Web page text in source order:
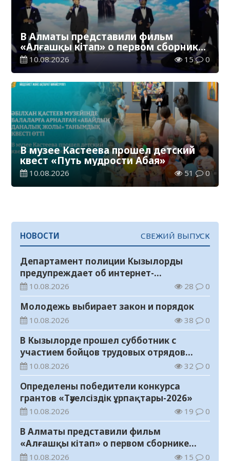
В Алматы представили фильм
«Алғашқы кітап» о первом сборнике
произведений Абая
10.08.2026 15 0
В музее Кастеева прошел детский
квест «Путь мудрости Абая»
10.08.2026 51 0
НОВОСТИ СВЕЖИЙ ВЫПУСК
Департамент полиции Кызылорды
предупреждает об интернет-
мошенничестве
10.08.2026 28 0
Молодежь выбирает закон и порядок
10.08.2026 38 0
В Кызылорде прошел субботник с
участием бойцов трудовых отрядов
«Жасыл ел»
10.08.2026 32 0
Определены победители конкурса
грантов «Тәуелсіздік ұрпақтары-2026»
10.08.2026 19 0
В Алматы представили фильм
«Алғашқы кітап» о первом сборнике
произведений Абая
10.08.2026 15 0